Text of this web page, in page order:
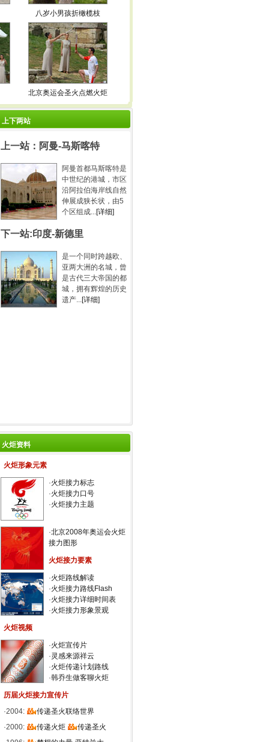
八岁小男孩折橄榄枝
北京奥运会圣火点燃火炬
上下两站
上一站：阿曼-马斯喀特
阿曼首都马斯喀特是
中世纪的港城，市区
沿阿拉伯海岸线自然
伸展成狭长状，由5
个区组成...[详细]
下一站:印度-新德里
是一个同时跨越欧、
亚两大洲的名城，曾
是古代三大帝国的都
城，拥有辉煌的历史
遗产...[详细]
火炬资料
火炬形象元素
·火炬接力标志
·火炬接力口号
·火炬接力主题
·北京2008年奥运会火炬
接力图形
火炬接力要素
·火炬路线解读
·火炬接力路线Flash
·火炬接力详细时间表
·火炬接力形象景观
火炬视频
·火炬宣传片
·灵感来源祥云
·火炬传递计划路线
·韩乔生做客聊火炬
历届火炬接力宣传片
·2004:
传递圣火联络世界
·2000:
传递火炬
传递圣火